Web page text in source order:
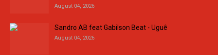
August 04, 2026
Sandro AB feat Gabilson Beat - Uguê
August 04, 2026